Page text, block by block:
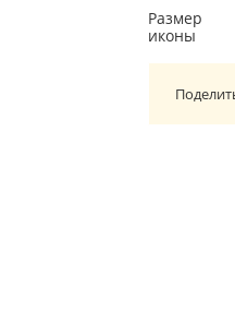
Размер
иконы